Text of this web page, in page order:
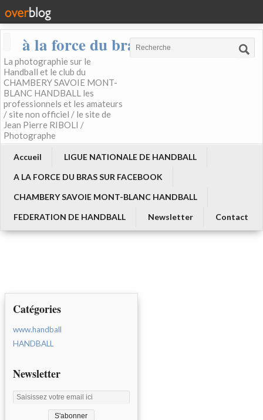
à la force du bras
La photographie sur le
Handball et le club du
CHAMBERY SAVOIE MONT-
BLANC HANDBALL les
professionnels et les amateurs
/ site non officiel / le site de
Jean Pierre RIBOLI /
Photographe
Accueil
LIGUE NATIONALE DE HANDBALL
A LA FORCE DU BRAS SUR FACEBOOK
CHAMBERY SAVOIE MONT-BLANC HANDBALL
FEDERATION DE HANDBALL
Newsletter Contact
Catégories
www.handball
HANDBALL
Newsletter